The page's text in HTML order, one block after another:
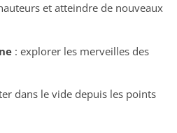
et atteindre de nouveaux
: explorer les merveilles des
dans le vide depuis les points